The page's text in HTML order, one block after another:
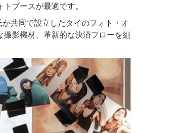
ブースが最適です。
共同で設立したタイのフォト・オ
影機材、革新的な決済フローを組